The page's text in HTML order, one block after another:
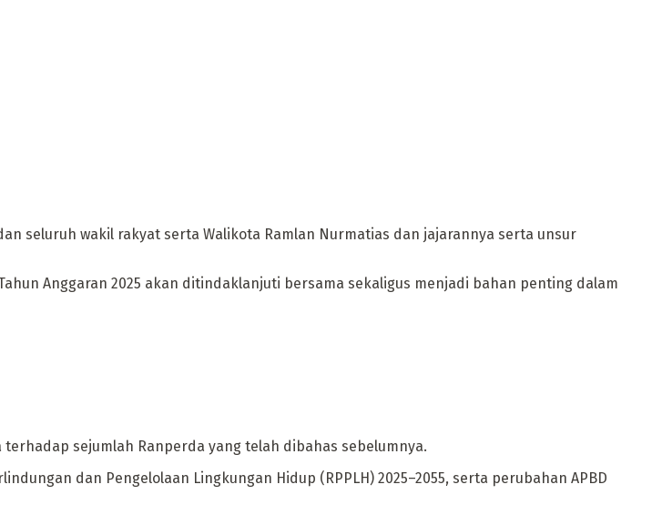
seluruh wakil rakyat serta Walikota Ramlan Nurmatias dan jajarannya serta unsur
Anggaran 2025 akan ditindaklanjuti bersama sekaligus menjadi bahan penting dalam
sejumlah Ranperda yang telah dibahas sebelumnya.
dan Pengelolaan Lingkungan Hidup (RPPLH) 2025–2055, serta perubahan APBD